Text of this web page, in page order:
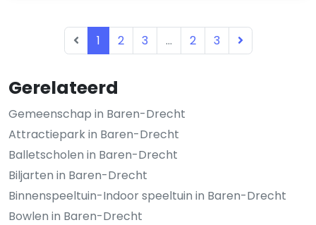
Gerelateerd
Gemeenschap in Baren-Drecht
Attractiepark in Baren-Drecht
Balletscholen in Baren-Drecht
Biljarten in Baren-Drecht
Binnenspeeltuin-Indoor speeltuin in Baren-Drecht
Bowlen in Baren-Drecht
1 2 3 ... 2 3